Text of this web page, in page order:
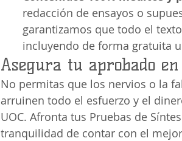
redacción de ensayos o
garantizamos que todo el
incluyendo de forma gratuita
Asegura tu aprobado
No permitas que los nervios o la
arruinen todo el esfuerzo y el
UOC. Afronta tus Pruebas de
tranquilidad de contar con el